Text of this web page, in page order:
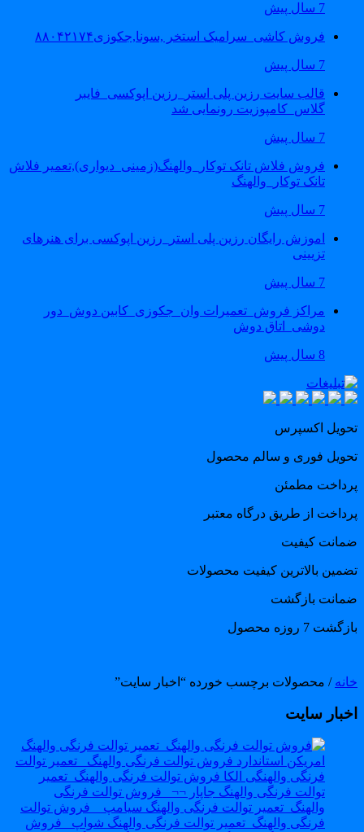
فروش کاشی_سرامیک استخر ,سونا,جکوزی۸۸۰۴۲۱۷۴
قالب سایت رزین پلی استر_رزین اپوکسی_فایبر
گلاس_کامپوزیت رونمایی شد
فروش فلاش تانک توکار_والهنگ(زمینی_دیواری),تعمیر فلاش
تانک توکار_والهنگ
اموزش رایگان رزین پلی استر_رزین اپوکسی برای هنرهای
تزیینی
مراکز فروش_تعمیرات وان_جکوزی_کابین دوش_دور
دوشی_اتاق دوش
اکسپرس
فوری و سالم محصول
مطمئن
از طریق درگاه معتبر
کیفیت
بالاترین کیفیت محصولات
بازگشت
7 روزه محصول
/ محصولات برچسب خورده “اخبار سایت”
سایت